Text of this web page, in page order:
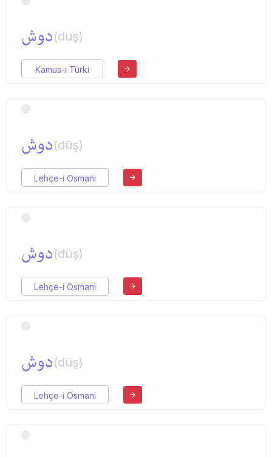
دوش(duş)
Kamus-ı Türki
دوش(düş)
Lehçe-i Osmani
دوش(düş)
Lehçe-i Osmani
دوش(düş)
Lehçe-i Osmani